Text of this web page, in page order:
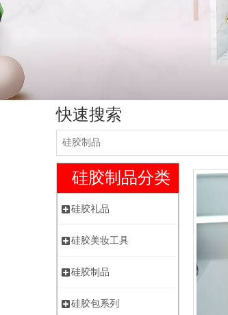
快速搜索
硅胶制品分类
硅胶礼品
硅胶美妆工具
硅胶制品
硅胶包系列